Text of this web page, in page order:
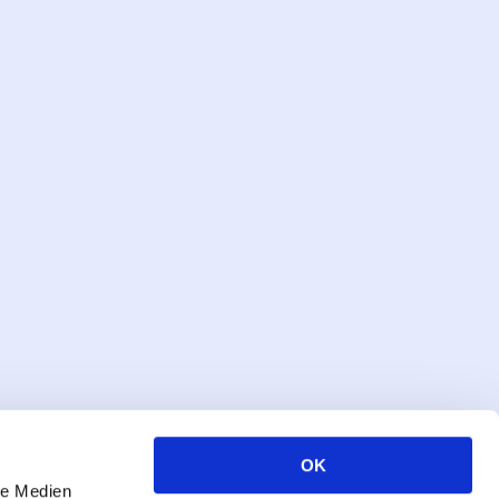
Medien
OK